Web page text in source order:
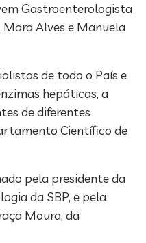
Gastroenterologista
Alves e Manuela
de todo o País e
hepáticas, a
de diferentes
Científico de
pela presidente da
da SBP, e pela
Moura, da